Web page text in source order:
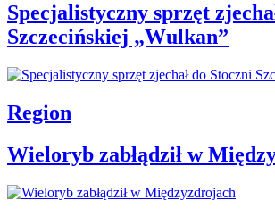
Specjalistyczny sprzęt
Szczecińskiej „Wulkan”
Region
Wieloryb zabłądził w